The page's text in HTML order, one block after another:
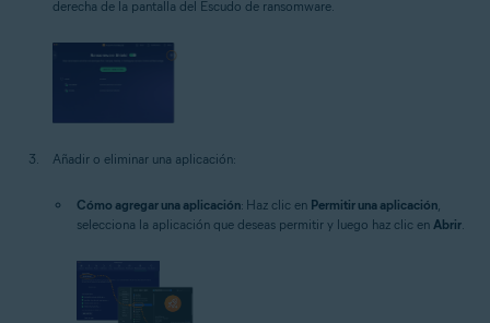
derecha de la pantalla del Escudo de ransomware.
Añadir o eliminar una aplicación:
Cómo agregar una aplicación: Haz clic en Permitir una aplicación
selecciona la aplicación que deseas permitir y luego haz clic en Abrir